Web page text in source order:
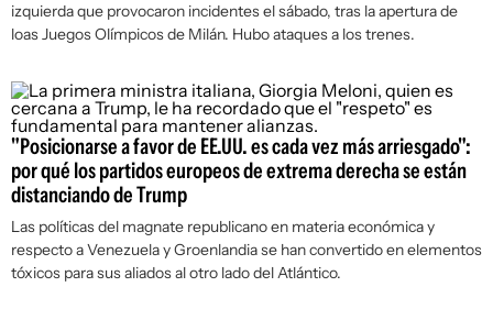
izquierda que provocaron incidentes el sábado, tras la apertura de
loas Juegos Olímpicos de Milán. Hubo ataques a los trenes.
"Posicionarse a favor de EE.UU. es cada vez más arriesgado":
por qué los partidos europeos de extrema derecha se están
distanciando de Trump
Las políticas del magnate republicano en materia económica y
respecto a Venezuela y Groenlandia se han convertido en elementos
tóxicos para sus aliados al otro lado del Atlántico.